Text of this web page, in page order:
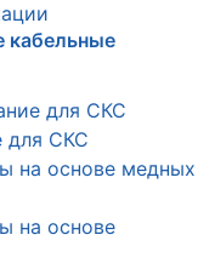
кабельные
для СКС
для СКС
на основе медных
на основе